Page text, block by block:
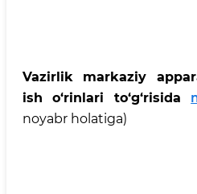
Vazirlik markaziy
ish o‘rinlari to‘g‘risida
noyabr holatiga)